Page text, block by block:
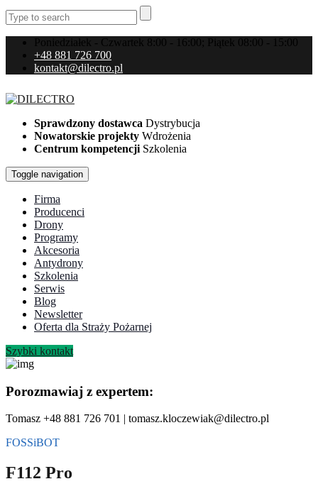
Poniedziałek - Czwartek 8:00 - 16:00; Piątek 08:00 - 15:00
+48 881 726 700
kontakt@dilectro.pl
Sprawdzony dostawca Dystrybucja
Nowatorskie projekty Wdrożenia
Centrum kompetencji Szkolenia
Toggle navigation
Firma
Producenci
Drony
Programy
Akcesoria
Antydrony
Szkolenia
Serwis
Blog
Newsletter
Oferta dla Straży Pożarnej
Szybki kontakt
Porozmawiaj z expertem:
Tomasz +48 881 726 701 | tomasz.kloczewiak@dilectro.pl
FOSSiBOT
F112 Pro